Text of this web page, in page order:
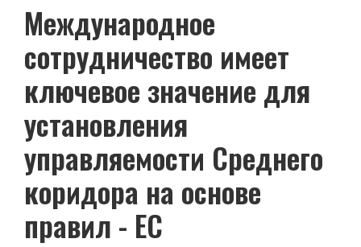
Международное
сотрудничество имеет
ключевое значение для
установления
управляемости Среднего
коридора на основе
правил - ЕС